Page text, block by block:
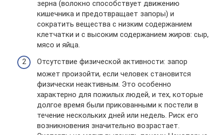
зерна (волокно способствует движению
кишечника и предотвращает запоры) и
сократить вещества с низким содержанием
клетчатки и с высоким содержанием жиров: сыр,
мясо и яйца.
Отсутствие физической активности: запор
может произойти, если человек становится
физически неактивным. Это особенно
характерно для пожилых людей, и тех, которые
долгое время были прикованными к постели в
течение нескольких дней или недель. Риск его
возникновения значительно возрастает.